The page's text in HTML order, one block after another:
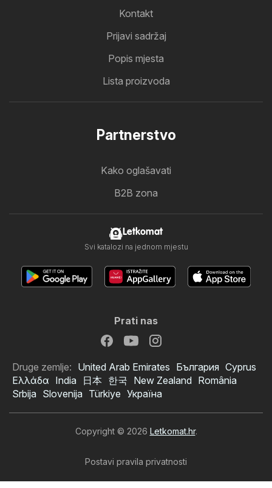
Kontakt
Prijavi sadržaj
Popis mjesta
Lista proizvoda
Partnerstvo
Kako oglašavati
B2B zona
Letkomat
Svi katalozi na jednom mjestu
Prati nas
Druge zemlje: United Arab Emirates България Cyprus
Ελλάδα India 日本 한국 New Zealand România
Srbija Slovenija Türkiye Україна
Copyright © 2026 Letkomat.hr.
Postavi pravila privatnosti